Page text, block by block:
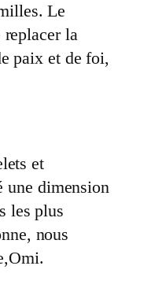
Le
replacer la
paix et de foi,
et
une dimension
les plus
nous